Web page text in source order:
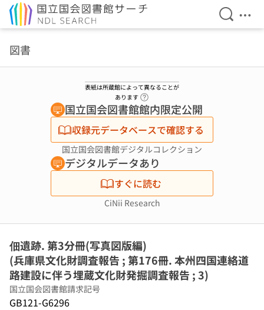
検索を
メ
図書
表紙は所蔵館によって異なることが
あります
国立国会図書館館内限定公開
収録元データベースで確認する
国立国会図書館デジタルコレクション
デジタルデータあり
すぐに読む
CiNii Research
佃遺跡. 第3分冊(写真図版編)
(兵庫県文化財調査報告 ; 第176冊. 本州四国連絡道
路建設に伴う埋蔵文化財発掘調査報告 ; 3)
国立国会図書館請求記号
GB121-G6296